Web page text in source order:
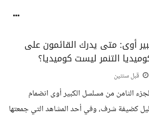
أوى: متى يدرك القائمون على
التنمر ليست كوميديا؟
قبل سنتين
الثامن من مسلسل الكبير أوى انضمام
كضيفة شرف، وفي أحد المشاهد التي جمعتها